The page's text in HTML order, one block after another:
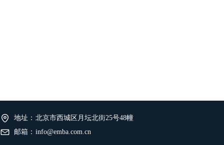
地址： 北京市西城区月坛北街25号48幢
邮箱： info@emba.com.cn